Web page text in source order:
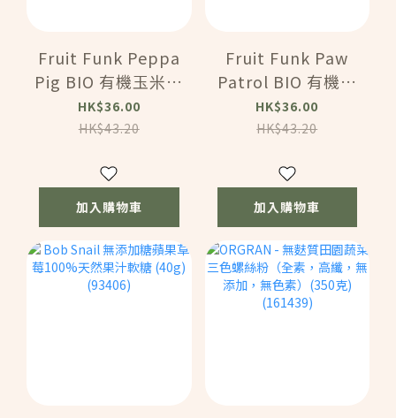
Fruit Funk Peppa
Pig BIO 有機玉米脆
棒 - 紅加侖味 (50g)
(92912)
HK$36.00
HK$43.20
加入購物車
Fruit Funk Paw
Patrol BIO 有機玉
米脆棒 - 蘋果風味
(50g)(92911)
HK$36.00
HK$43.20
加入購物車